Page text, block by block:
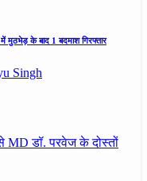
मुठभेड़ के बाद 1 बदमाश गिरफ्तार
Singh